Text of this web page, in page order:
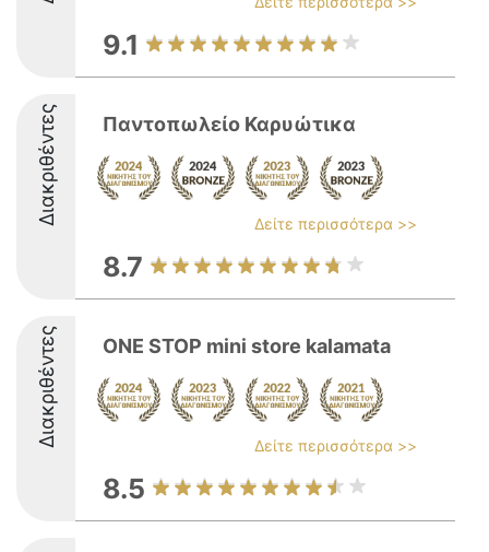
9.1
Διακριθέντες Παντοπωλείο Καρυώτικα
Δείτε περισσότερα >>
8.7
Διακριθέντες ONE STOP mini store kalamata
Δείτε περισσότερα >>
8.5